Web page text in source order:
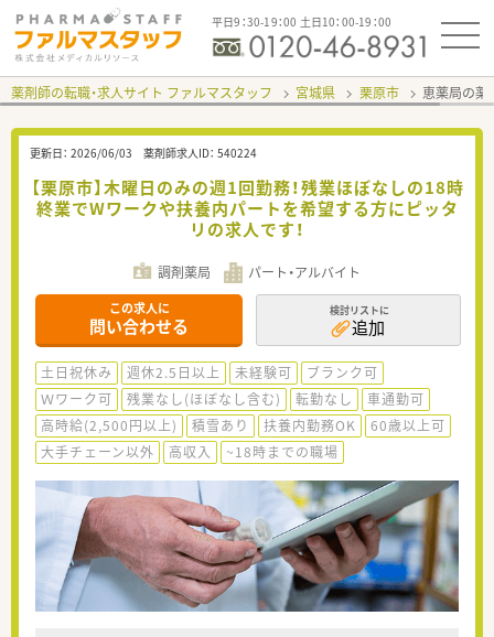
平日9：30-19：00 土日10：00-19：00
薬剤師の転職・求人サイト ファルマスタッフ 宮城県 栗原市 恵薬局の薬
更新日： 2026/06/03 薬剤師求人ID： 540224
【栗原市】木曜日のみの週1回勤務！残業ほぼなしの18時
終業でWワークや扶養内パートを希望する方にピッタ
リの求人です！
調剤薬局 パート・アルバイト
この求人に
問い合わせる
検討リストに
追加
土日祝休み 週休2.5日以上 未経験可
ブランク可
Ｗワーク可
残業なし(ほぼなし含む) 転勤なし
車通勤可
高時給(2,500円以上)
積雪あり 扶養内勤務OK
60歳以上可
大手チェーン以外
高収入 ~18時までの職場